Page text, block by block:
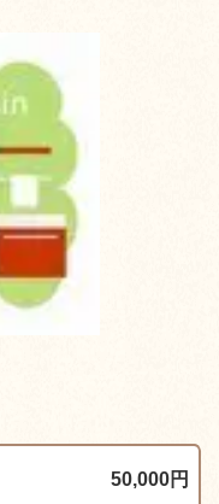
50,000円